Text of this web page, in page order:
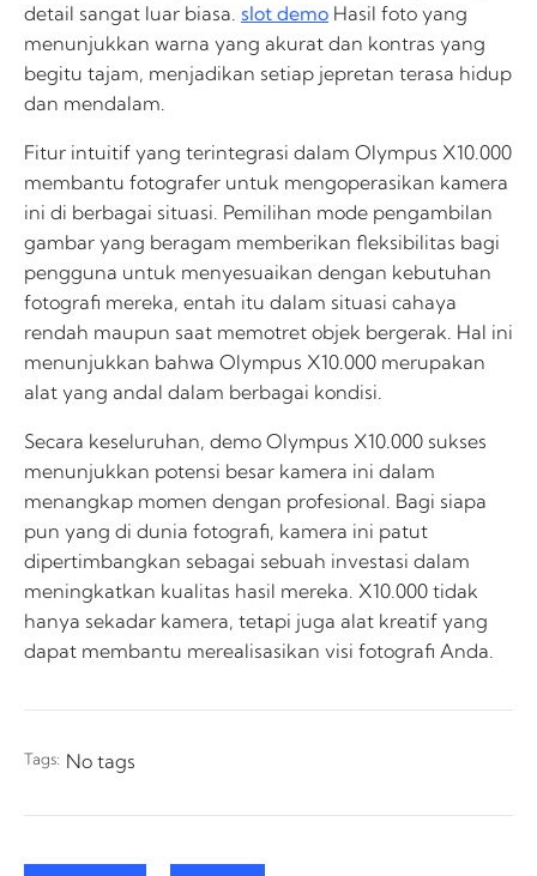
detail sangat luar biasa. slot demo Hasil foto yang
menunjukkan warna yang akurat dan kontras yang
begitu tajam, menjadikan setiap jepretan terasa hidup
dan mendalam.
Fitur intuitif yang terintegrasi dalam Olympus X10.000
membantu fotografer untuk mengoperasikan kamera
ini di berbagai situasi. Pemilihan mode pengambilan
gambar yang beragam memberikan fleksibilitas bagi
pengguna untuk menyesuaikan dengan kebutuhan
fotografi mereka, entah itu dalam situasi cahaya
rendah maupun saat memotret objek bergerak. Hal ini
menunjukkan bahwa Olympus X10.000 merupakan
alat yang andal dalam berbagai kondisi.
Secara keseluruhan, demo Olympus X10.000 sukses
menunjukkan potensi besar kamera ini dalam
menangkap momen dengan profesional. Bagi siapa
pun yang di dunia fotografi, kamera ini patut
dipertimbangkan sebagai sebuah investasi dalam
meningkatkan kualitas hasil mereka. X10.000 tidak
hanya sekadar kamera, tetapi juga alat kreatif yang
dapat membantu merealisasikan visi fotografi Anda.
Tags: No tags